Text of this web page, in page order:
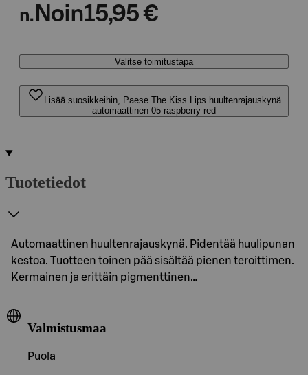
n. Noin15,95 €
Valitse toimitustapa
Lisää suosikkeihin, Paese The Kiss Lips huultenrajauskynä
automaattinen 05 raspberry red
Tuotetiedot
Automaattinen huultenrajauskynä. Pidentää huulipunan
kestoa. Tuotteen toinen pää sisältää pienen teroittimen.
Kermainen ja erittäin pigmenttinen…
Valmistusmaa
Puola